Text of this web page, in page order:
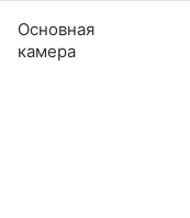
Основная
камера